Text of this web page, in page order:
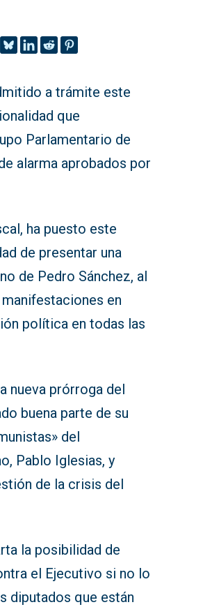
a trámite este
que
Parlamentario de
alarma aprobados por
ha puesto este
de presentar una
de Pedro Sánchez, al
en
política en todas las
nueva prórroga del
buena parte de su
del
Pablo Iglesias, y
de la crisis del
la posibilidad de
el Ejecutivo si no lo
diputados que están